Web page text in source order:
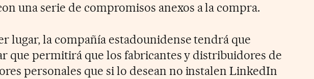
una serie de compromisos anexos a la compra.
lugar, la compañía estadounidense tendrá que
que permitirá que los fabricantes y distribuidores de
personales que si lo desean no instalen LinkedIn